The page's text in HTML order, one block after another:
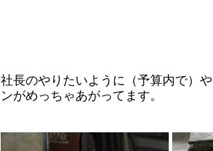
社長のやりたいように（予算内で）
ンがめっちゃあがってます。